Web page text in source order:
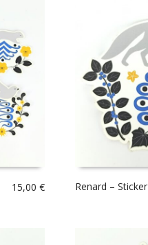
15,00 € Renard – Sticker